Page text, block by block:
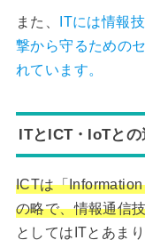
また、
ITには情報
撃から守るための
れています。
ITとICT・IoTとの
ICTは「
の略で、情報通信
としてはITとあま